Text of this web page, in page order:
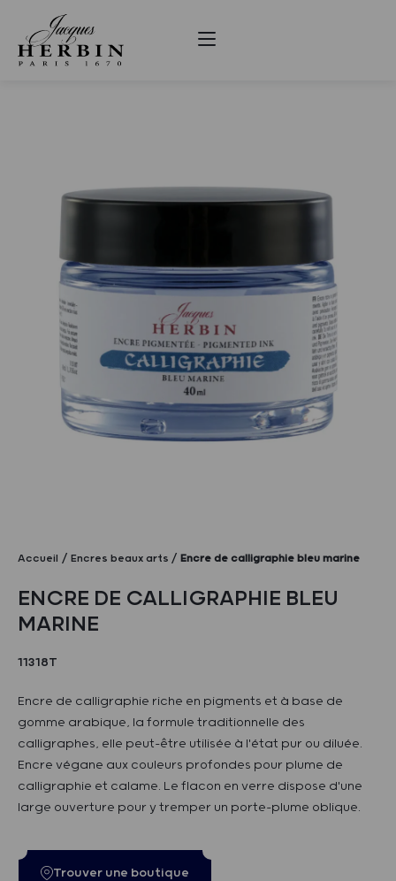
Accueil Encres beaux arts Encre de calligraphie bleu marine
ENCRE DE CALLIGRAPHIE BLEU
MARINE
11318T
Encre de calligraphie riche en pigments et à base de
gomme arabique, la formule traditionnelle des
calligraphes, elle peut-être utilisée à l'état pur ou diluée.
Encre végane aux couleurs profondes pour plume de
calligraphie et calame. Le flacon en verre dispose d'une
large ouverture pour y tremper un porte-plume oblique.
Trouver une boutique